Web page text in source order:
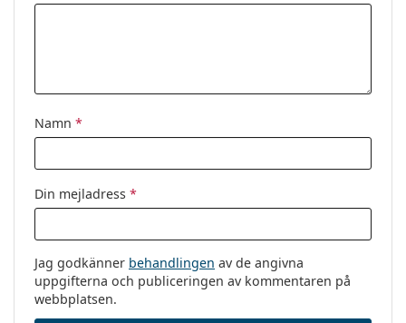
Övrigt
Varumärke:
Missoni
Kod:
MIS 0013 JUR 16 50
Namn *
Din mejladress *
Jag godkänner behandlingen av de angivna
uppgifterna och publiceringen av kommentaren på
webbplatsen.